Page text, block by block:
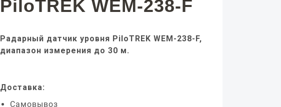
PiloTREK WEM-238-F
Радарный датчик уровня PiloTREK WEM-238-F,
диапазон измерения до 30 м.
Доставка:
Самовывоз